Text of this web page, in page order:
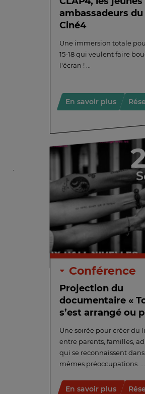
ambassadeurs du
Ciné4
Une immersion totale
15-18 qui veulent faire
l'écran ! ...
En savoir plus
Conférence
Projection du
documentaire «
s’est arrangé ou
Une soirée pour créer du
entre parents, familles,
qui se reconnaissent dans
mêmes préoccupations. ...
En savoir plus